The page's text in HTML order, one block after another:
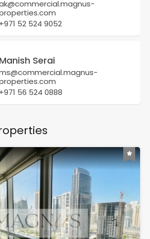
+971 52 524 9052
Manish Serai
+971 56 524 0888